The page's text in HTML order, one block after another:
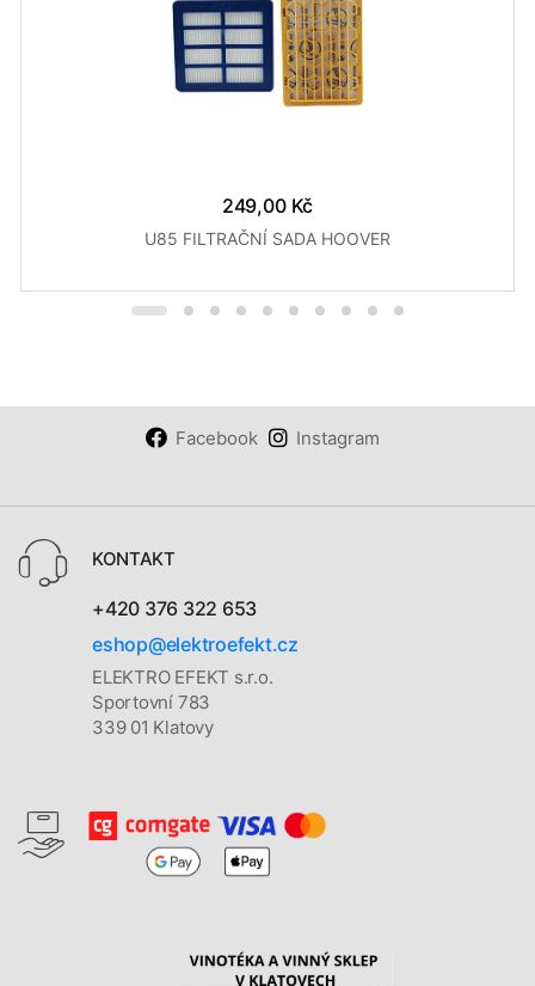
249,00 Kč
U85 FILTRAČNÍ SADA HOOVER
Facebook Instagram
KONTAKT
+420 376 322 653
eshop@elektroefekt.cz
ELEKTRO EFEKT s.r.o.
Sportovní 783
339 01 Klatovy